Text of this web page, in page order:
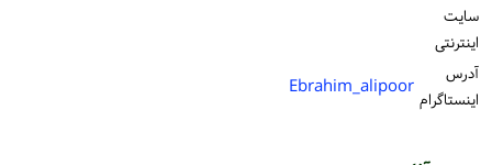
سایت
اینترنتی
آدرس
اینستاگرام Ebrahim_alipoor